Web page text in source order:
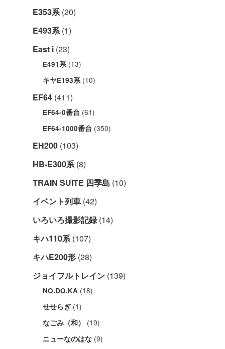
E353系(20)
E493系(1)
East i (23)
E491系(13)
キヤE193系(10)
EF64 (411)
EF64-0番台 (61)
EF64-1000番台 (350)
EH200 (103)
HB-E300系(8)
TRAIN SUITE 四季島 (10)
イベント列車 (42)
いろいろ撮影記録(14)
キハ110系(107)
キハE200形 (28)
ジョイフルトレイン (139)
NO.DO.KA (18)
せせらぎ (1)
なごみ（和） (19)
ニューなのはな (9)